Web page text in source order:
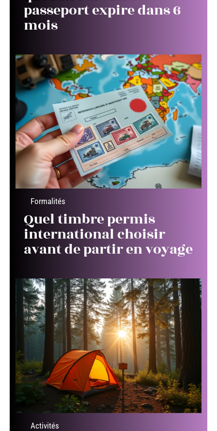
passeport expire dans 6
mois
Formalités
Quel timbre permis
international choisir
avant de partir en voyage
Activités